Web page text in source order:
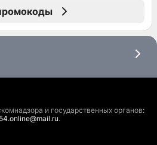
и государственных органов:
.